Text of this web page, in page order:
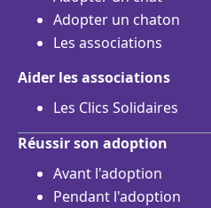
Adopter un chaton
Les associations
Aider les associations
Les Clics Solidaires
Réussir son adoption
Avant l'adoption
Pendant l'adoption